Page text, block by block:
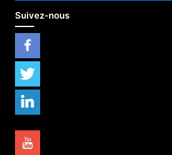
Suivez-nous